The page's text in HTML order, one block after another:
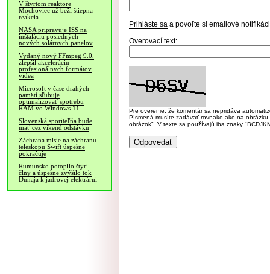
V štvrtom reaktore
Mochoviec už beží štiepna
reakcia
NASA pripravuje ISS na
inštaláciu posledných
nových solárnych panelov
Vydaný nový FFmpeg 9.0,
zlepšil akceleráciu
profesionálnych formátov
videa
Microsoft v čase drahých
pamätí sľubuje
optimalizovať spotrebu
RAM vo Windows 11
Slovenská sporiteľňa bude
mať cez víkend odstávku
Záchrana misie na záchranu
teleskopu Swift úspešne
pokračuje
Rumunsko potopilo štyri
člny a úspešne zvýšilo tok
Dunaja k jadrovej elektrárni
Prihláste sa a povoľte si emailové
Overovací text:
Pre overenie, že komentár sa nepridáva
Písmená musíte zadávať rovnako ako na
obrázok". V texte sa používajú iba znaky